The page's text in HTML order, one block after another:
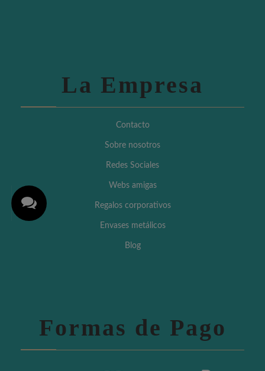
La Empresa
Contacto
Sobre nosotros
Redes Sociales
Webs amigas
Regalos corporativos
Envases metálicos
Blog
Formas de Pago